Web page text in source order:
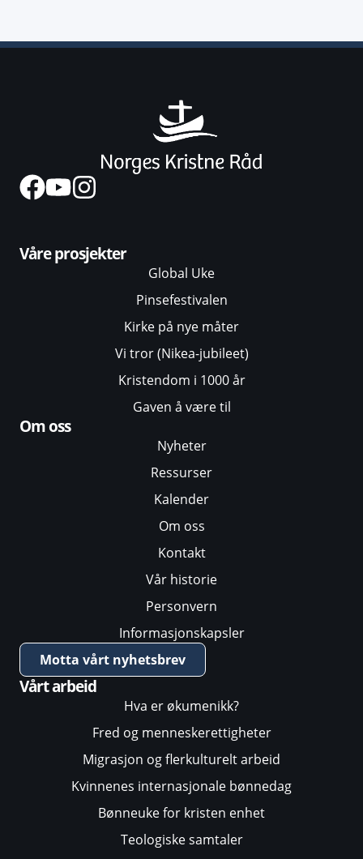
Våre prosjekter
Global Uke
Pinsefestivalen
Kirke på nye måter
Vi tror (Nikea-jubileet)
Kristendom i 1000 år
Gaven å være til
Om oss
Nyheter
Ressurser
Kalender
Om oss
Kontakt
Vår historie
Personvern
Informasjonskapsler
Motta vårt nyhetsbrev
Vårt arbeid
Hva er økumenikk?
Fred og menneskerettigheter
Migrasjon og flerkulturelt arbeid
Kvinnenes internasjonale bønnedag
Bønneuke for kristen enhet
Teologiske samtaler